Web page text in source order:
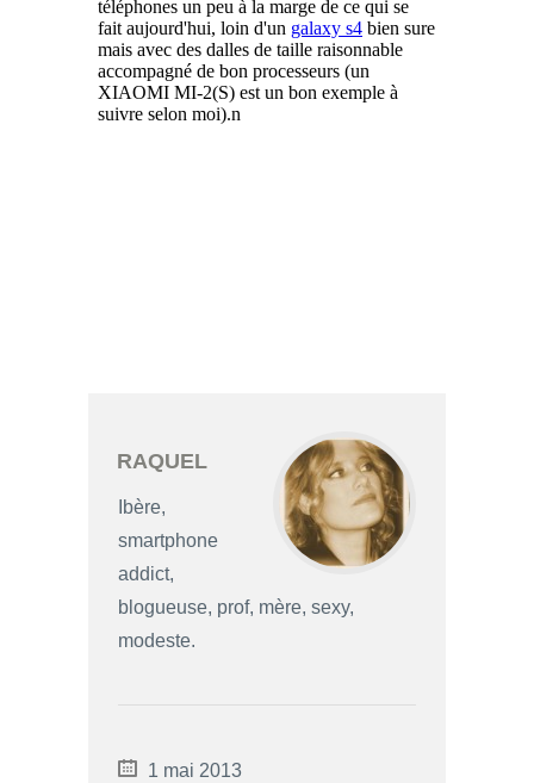
RAQUEL
Ibère,
smartphone
addict,
blogueuse, prof, mère, sexy,
modeste.
1 mai 2013